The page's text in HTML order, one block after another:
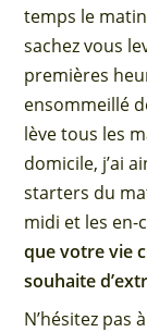
temps le
sachez vous
premières
ensommeillé
lève tous les
domicile, j’ai
starters du
midi et les
que votre vie
souhaite
N’hésitez pas